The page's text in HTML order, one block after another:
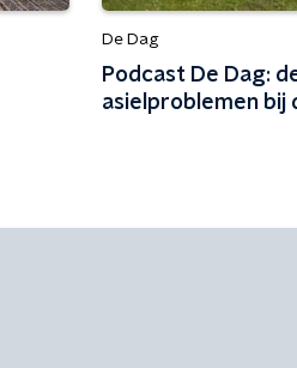
De Dag
Podcast De Dag:
asielproblemen bij